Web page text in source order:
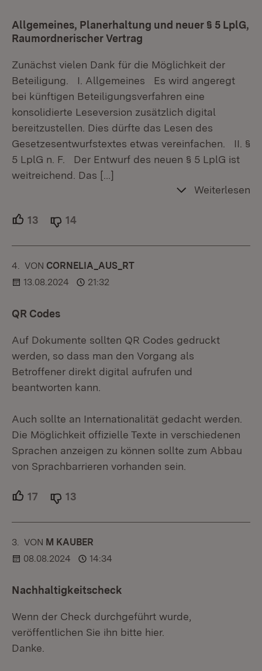
Allgemeines, Planerhaltung und neuer § 5 LplG,
Raumordnerischer Vertrag
Zunächst vielen Dank für die Möglichkeit der
Beteiligung. I. Allgemeines Es wird angeregt
bei künftigen Beteiligungsverfahren eine
konsolidierte Leseversion zusätzlich digital
bereitzustellen. Dies dürfte das Lesen des
Gesetzesentwurfstextes etwas vereinfachen. II. §
5 LplG n. F. Der Entwurf des neuen § 5 LplG ist
weitreichend. Das […]
Weiterlesen
13 Unterstützer.
14
4. KOMMENTAR
VON :CORNELIA_AUS_RT
13.08.2024
21:32
QR Codes
Auf Dokumente sollten QR Codes gedruckt
werden, so dass man den Vorgang als
Betroffener direkt digital aufrufen und
beantworten kann.
Auch sollte an Internationalität gedacht werden.
Die Möglichkeit offizielle Texte in verschiedenen
Sprachen anzeigen zu können sollte zum Abbau
von Sprachbarrieren vorhanden sein.
17 Unterstützer.
13
3. KOMMENTAR
VON :M KAUBER
08.08.2024
14:34
Nachhaltigkeitscheck
Wenn der Check durchgeführt wurde,
veröffentlichen Sie ihn bitte hier.
Danke.